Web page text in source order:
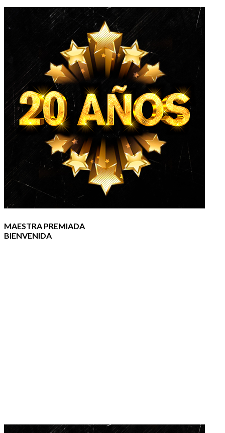
MAESTRA PREMIADA
BIENVENIDA